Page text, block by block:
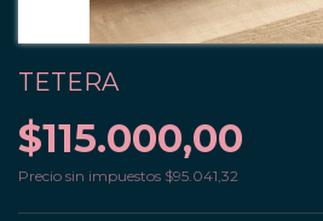
TETERA
$115.000,00
Precio sin impuestos $95.041,32